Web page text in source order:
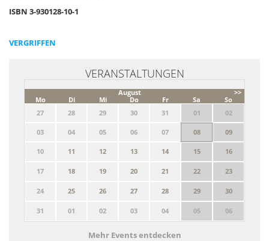
ISBN 3-930128-10-1
VERGRIFFEN
VERANSTALTUNGEN
>>
August
Mo
Di Mi Do Fr Sa
So
27
28 29 30 31 01 02
03 04 05 06 07 08 09
10 11 12 13 14 15 16
17 18 19 20 21 22 23
24 25 26 27 28 29 30
31 01 02 03 04 05 06
Mehr Events entdecken